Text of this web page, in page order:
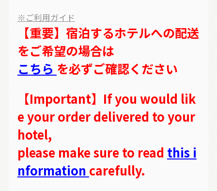
※ご利用ガイド
【重要】宿泊するホテルへの配送
をご希望の場合は
こちら を必ずご確認ください
【Important】If you would lik
e your order delivered to your
hotel,
please make sure to read this i
nformation carefully.